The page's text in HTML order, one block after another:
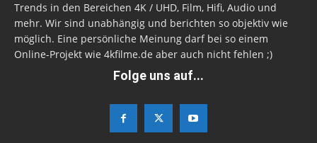
Trends in den Bereichen 4K / UHD, Film, Hifi, Audio und
mehr. Wir sind unabhängig und berichten so objektiv wie
möglich. Eine persönliche Meinung darf bei so einem
Online-Projekt wie 4kfilme.de aber auch nicht fehlen ;)
Folge uns auf...